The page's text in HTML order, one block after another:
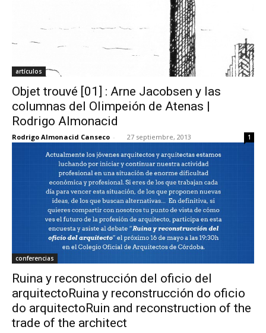
artículos
Objet trouvé [01] : Arne Jacobsen y las
columnas del Olimpeión de Atenas |
Rodrigo Almonacid
Rodrigo Almonacid Canseco - 27 septiembre, 2013 1
conferencias
Ruina y reconstrucción del oficio del
arquitectoRuina y reconstrucción do oficio
do arquitectoRuin and reconstruction of the
trade of the architect